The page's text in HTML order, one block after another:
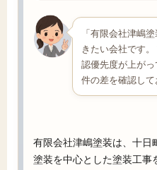
「有限会社津嶋
きたい会社です
認優先度が上が
件の差を確認して
有限会社津嶋塗装は、十日
塗装を中心とした塗装工事